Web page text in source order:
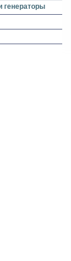
генераторы